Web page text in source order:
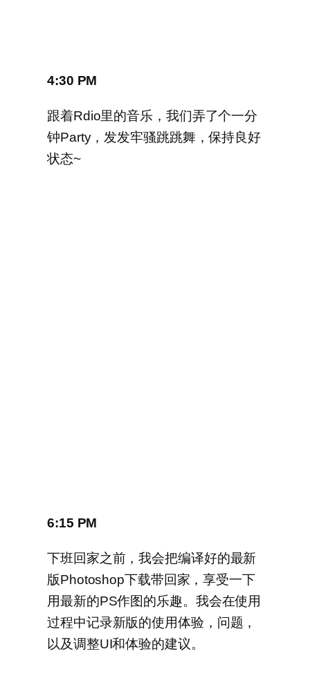
4:30 PM
跟着Rdio里的音乐，我们弄了个一分
钟Party，发发牢骚跳跳舞，保持良好
状态~
6:15 PM
下班回家之前，我会把编译好的最新
版Photoshop下载带回家，享受一下
用最新的PS作图的乐趣。我会在使用
过程中记录新版的使用体验，问题，
以及调整UI和体验的建议。